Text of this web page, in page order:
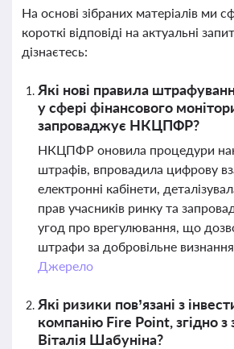
На основі зібраних матеріалів ми
короткі відповіді на актуальні
дізнаєтесь:
Які нові правила
у сфері фінансового
запроваджує НКЦПФР?
НКЦПФР оновила процедури
штрафів, впровадила цифрову
електронні кабінети,
прав учасників ринку та
угод про врегулювання, що
штрафи за добровільне
Джерело
Які ризики пов’язані з
компанію Fire Point, згідно з
Віталія Шабуніна?